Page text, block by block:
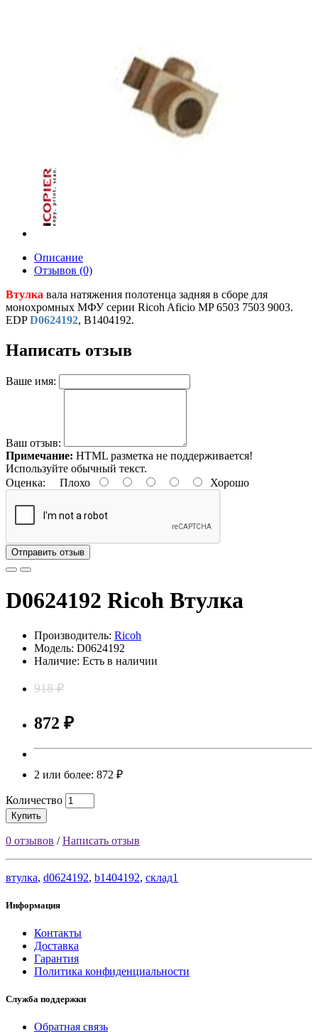
Описание
Отзывов (0)
Втулка вала натяжения полотенца задняя в сборе для
монохромных МФУ серии Ricoh Aficio MP 6503 7503 9003.
EDPD0624192, B1404192.
Написать отзыв
Ваше имя:
Ваш отзыв:
Примечание: HTML разметка не поддерживается!
Используйте обычный текст.
Оценка: Плохо Хорошо
Отправить отзыв
D0624192 Ricoh Втулка
Производитель: Ricoh
Модель: D0624192
Наличие: Есть в наличии
918 ₽
872 ₽
2 или более: 872 ₽
Количество
Купить
0 отзывов /Написать отзыв
втулка, d0624192, b1404192, склад1
Информация
Контакты
Доставка
Гарантия
Политика конфиденциальности
Служба поддержки
Обратная связь